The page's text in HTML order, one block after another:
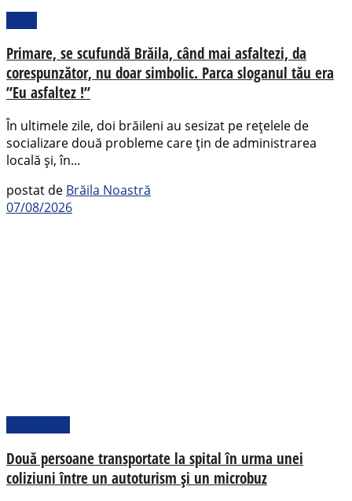
Primare, se scufundă Brăila, când mai asfaltezi, da
corespunzător, nu doar simbolic. Parca sloganul tău era
”Eu asfaltez !”
În ultimele zile, doi brăileni au sesizat pe rețelele de
socializare două probleme care țin de administrarea
locală și, în...
postat de Brăila Noastră
07/08/2026
Două persoane transportate la spital în urma unei
coliziuni între un autoturism și un microbuz